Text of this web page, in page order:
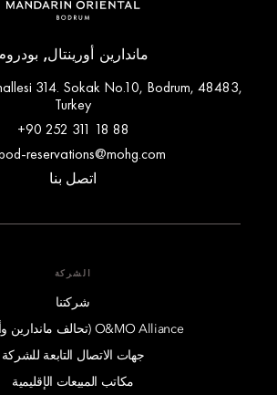
ماندارين أورينتال,
314. Sokak No.10, Bodrum, 48483,
Turkey
+90 252 311 18 88
reservations@mohg.com
اتصل بنا
الشركة
شركتنا
O&MO Alliance (تحالف ماندارين وأوبروي)
جهات الاتصال التابعة للشركة
مكاتب المبيعات الإقليمية